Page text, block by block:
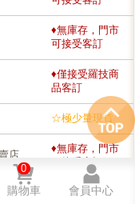
♦無庫存，門市
可接受客訂
♦僅接受羅技商
品客訂
☆極少量現貨
店
♦無庫存，門市
可接受客訂
不提供門市取
購物車
0
會員中心